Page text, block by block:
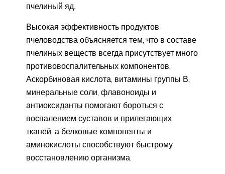
пчелиный яд.
Высокая эффективность продуктов
пчеловодства объясняется тем, что в составе
пчелиных веществ всегда присутствует много
противовоспалительных компонентов.
Аскорбиновая кислота, витамины группы В,
минеральные соли, флавоноиды и
антиоксиданты помогают бороться с
воспалением суставов и прилегающих
тканей, а белковые компоненты и
аминокислоты способствуют быстрому
восстановлению организма.